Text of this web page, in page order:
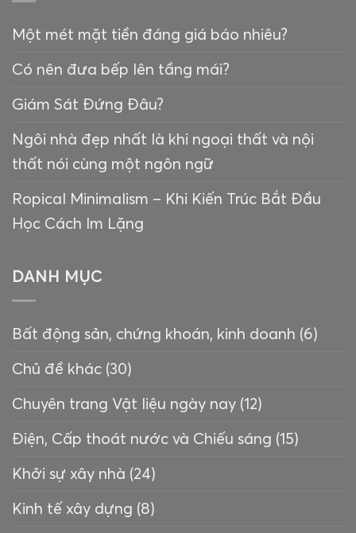
Một mét mặt tiền đáng giá báo nhiêu?
Có nên đưa bếp lên tầng mái?
Giám Sát Đứng Đâu?
Ngôi nhà đẹp nhất là khi ngoại thất và nội
thất nói cùng một ngôn ngữ
Ropical Minimalism – Khi Kiến Trúc Bắt Đầu
Học Cách Im Lặng
DANH MỤC
Bất động sản, chứng khoán, kinh doanh (6)
Chủ đề khác (30)
Chuyên trang Vật liệu ngày nay (12)
Điện, Cấp thoát nước và Chiếu sáng (15)
Khởi sự xây nhà (24)
Kinh tế xây dựng (8)